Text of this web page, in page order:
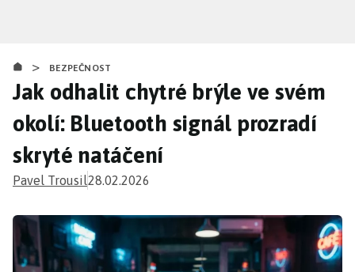
obsahu
> BEZPEČNOST
Jak odhalit chytré brýle ve svém
okolí: Bluetooth signál prozradí
skryté natáčení
Pavel Trousil28.02.2026